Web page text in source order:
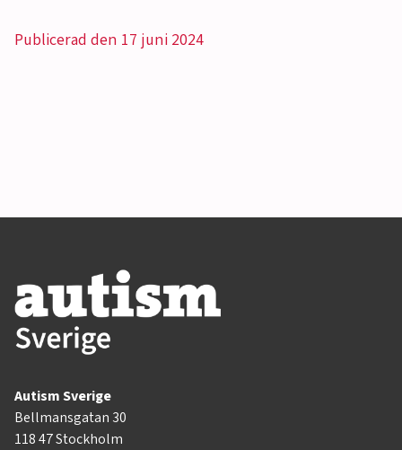
Publicerad den 17 juni 2024
Autism Sverige
Bellmansgatan 30
118 47 Stockholm